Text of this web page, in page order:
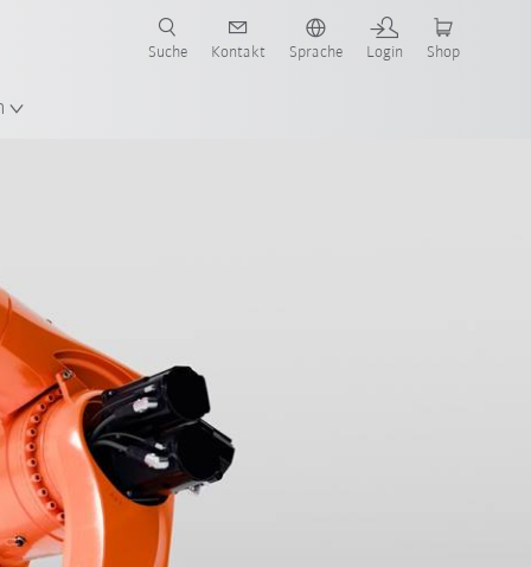
Suche Kontakt Sprache Login Shop